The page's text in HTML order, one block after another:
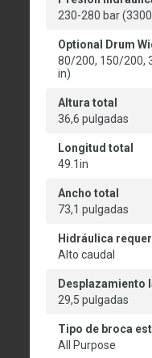
230-280 bar
Optional Drum
80/200, 150/200,
in)
Altura total
36,6 pulgadas
Longitud total
49.1in
Ancho total
73,1 pulgadas
Hidráulica
Alto caudal
Desplazamiento
29,5 pulgadas
Tipo de broca
All Purpose